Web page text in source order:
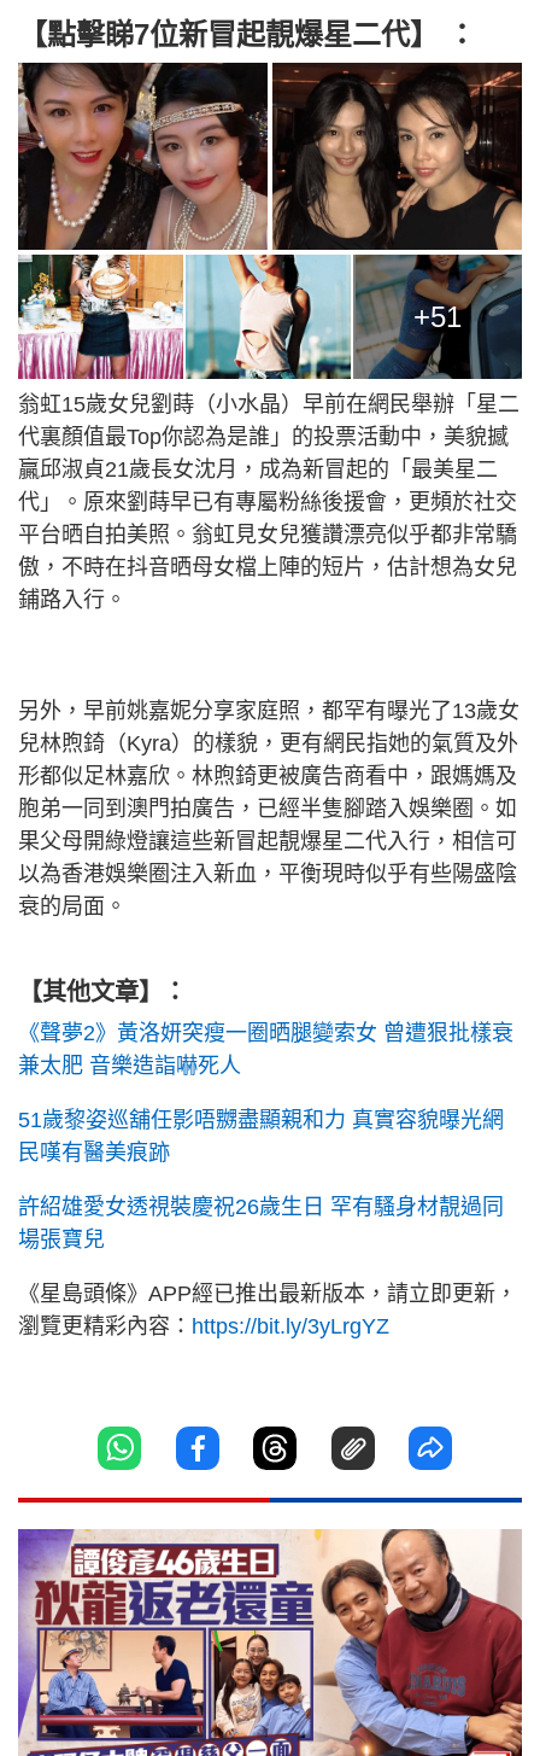
【點擊睇7位新冒起靚爆星二代】 ：
+51
翁虹15歲女兒劉蒔（小水晶）早前在網民舉辦「星二
代裏顏值最Top你認為是誰」的投票活動中，美貌撼
贏邱淑貞21歲長女沈月，成為新冒起的「最美星二
代」。原來劉蒔早已有專屬粉絲後援會，更頻於社交
平台晒自拍美照。翁虹見女兒獲讚漂亮似乎都非常驕
傲，不時在抖音晒母女檔上陣的短片，估計想為女兒
鋪路入行。
另外，早前姚嘉妮分享家庭照，都罕有曝光了13歲女
兒林煦錡（Kyra）的樣貌，更有網民指她的氣質及外
形都似足林嘉欣。林煦錡更被廣告商看中，跟媽媽及
胞弟一同到澳門拍廣告，已經半隻腳踏入娛樂圈。如
果父母開綠燈讓這些新冒起靚爆星二代入行，相信可
以為香港娛樂圈注入新血，平衡現時似乎有些陽盛陰
衰的局面。
【其他文章】：
《聲夢2》黃洛妍突瘦一圈晒腿變索女 曾遭狠批樣衰
兼太肥 音樂造詣嚇死人
51歲黎姿巡舖任影唔嬲盡顯親和力 真實容貌曝光網
民嘆有醫美痕跡
許紹雄愛女透視裝慶祝26歲生日 罕有騷身材靚過同
場張寶兒
《星島頭條》APP經已推出最新版本，請立即更新，
瀏覽更精彩內容： https://bit.ly/3yLrgYZ